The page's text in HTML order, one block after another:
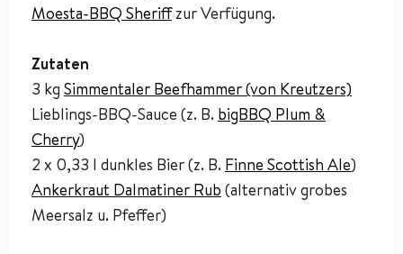
Moesta-BBQ Sheriffzur Verfügung.
Zutaten
3 kg Simmentaler Beefhammer (von Kreutzers)
Lieblings-BBQ-Sauce (z. B. bigBBQ Plum &
Cherry)
2 x 0,33 l dunkles Bier (z. B. Finne Scottish Ale)
Ankerkraut Dalmatiner Rub (alternativ grobes
Meersalz u. Pfeffer)